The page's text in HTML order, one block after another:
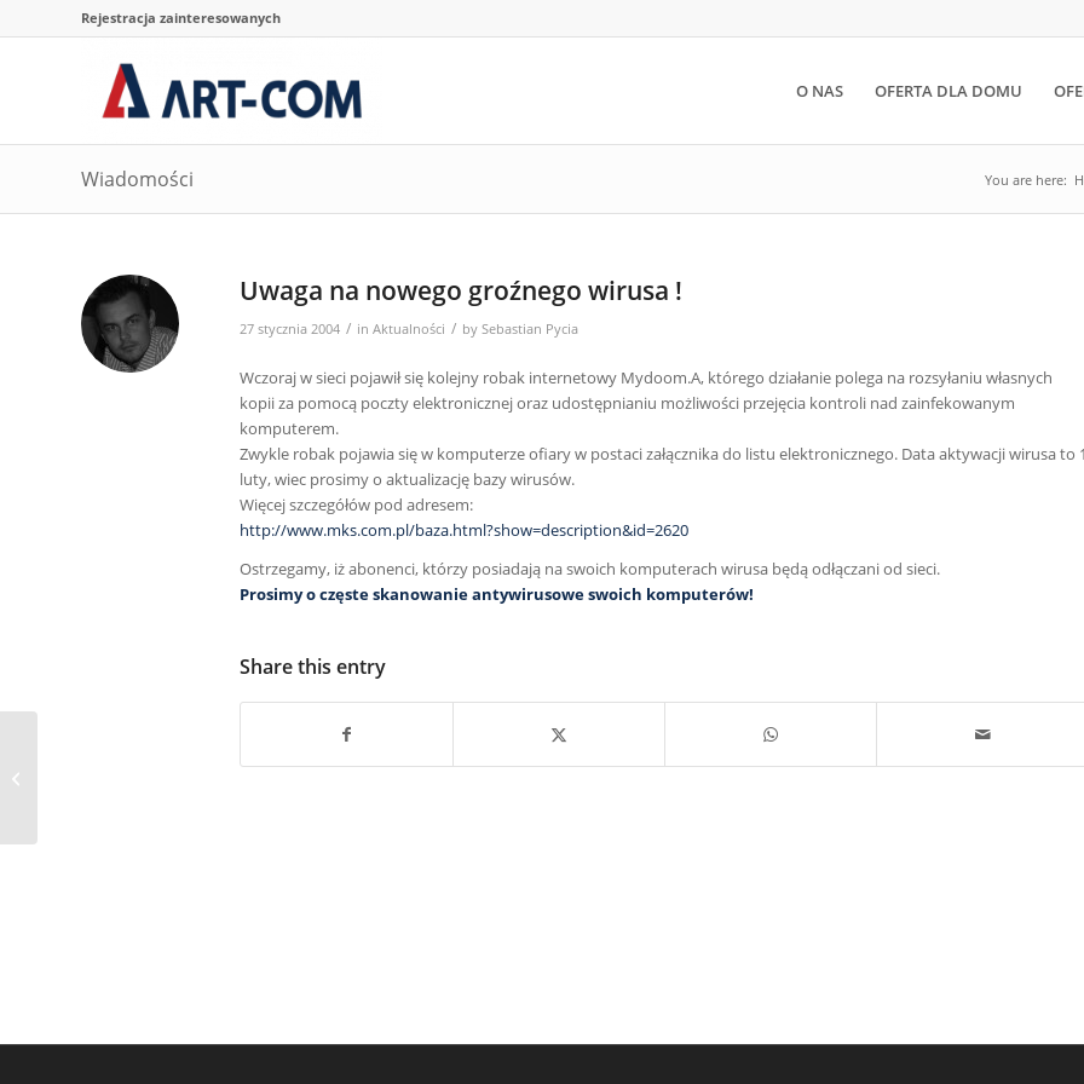
Rejestracja zainteresowanych
O NAS OFERTA DLA DOMU
Wiadomości You are here:
Uwaga na nowego groźnego wirusa !
27 stycznia 2004 / in Aktualności / by Sebastian Pycia
Wczoraj w sieci pojawił się kolejny robak internetowy Mydoom.A, którego działanie polega na rozsyłaniu własnych
kopii za pomocą poczty elektronicznej oraz udostępnianiu możliwości przejęcia kontroli nad zainfekowanym
komputerem.
Zwykle robak pojawia się w komputerze ofiary w postaci załącznika do listu elektronicznego. Data aktywacji wirusa to 1
luty, wiec prosimy o aktualizację bazy wirusów.
Więcej szczegółów pod adresem:
http://www.mks.com.pl/baza.html?show=description&id=2620
Ostrzegamy, iż abonenci, którzy posiadają na swoich komputerach wirusa będą odłączani od sieci.
Prosimy o częste skanowanie antywirusowe swoich komputerów!
Share this entry
Poprawki w obsłudze poczty przez